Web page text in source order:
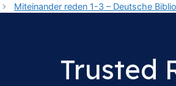
Miteinander reden 1-3 – Deutsche
Trusted